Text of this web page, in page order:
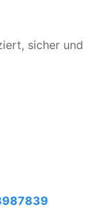
sicher und